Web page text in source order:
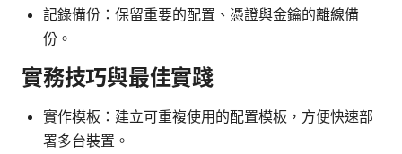
記錄備份：保留重要的配置、憑證與金鑰的離線備
份。
實務技巧與最佳實踐
實作模板：建立可重複使用的配置模板，方便快速部
署多台裝置。